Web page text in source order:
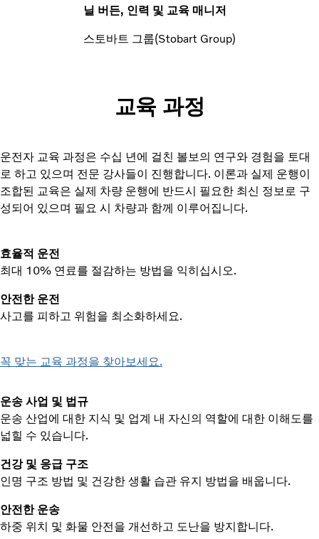
닐 버든, 인력 및 교육 매니저
스토바트 그룹(Stobart Group)
교육 과정
운전자 교육 과정은 수십 년에 걸친 볼보의 연구와 경험을 토대
로 하고 있으며 전문 강사들이 진행합니다. 이론과 실제 운행이
조합된 교육은 실제 차량 운행에 반드시 필요한 최신 정보로 구
성되어 있으며 필요 시 차량과 함께 이루어집니다.
효율적 운전
최대 10% 연료를 절감하는 방법을 익히십시오.
안전한 운전
사고를 피하고 위험을 최소화하세요.
꼭 맞는 교육 과정을 찾아보세요.
운송 사업 및 법규
운송 산업에 대한 지식 및 업계 내 자신의 역할에 대한 이해도를
넓힐 수 있습니다.
건강 및 응급 구조
인명 구조 방법 및 건강한 생활 습관 유지 방법을 배웁니다.
안전한 운송
하중 위치 및 화물 안전을 개선하고 도난을 방지합니다.